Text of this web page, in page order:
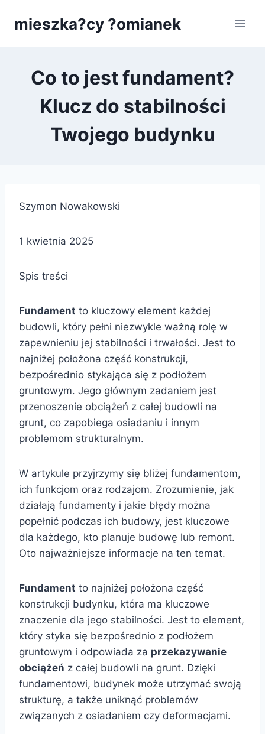
mieszka?cy ?omianek
Co to jest fundament?
Klucz do stabilności
Twojego budynku
Szymon Nowakowski
1 kwietnia 2025
Spis treści
Fundament to kluczowy element każdej
budowli, który pełni niezwykle ważną rolę w
zapewnieniu jej stabilności i trwałości. Jest to
najniżej położona część konstrukcji,
bezpośrednio stykająca się z podłożem
gruntowym. Jego głównym zadaniem jest
przenoszenie obciążeń z całej budowli na
grunt, co zapobiega osiadaniu i innym
problemom strukturalnym.
W artykule przyjrzymy się bliżej fundamentom,
ich funkcjom oraz rodzajom. Zrozumienie, jak
działają fundamenty i jakie błędy można
popełnić podczas ich budowy, jest kluczowe
dla każdego, kto planuje budowę lub remont.
Oto najważniejsze informacje na ten temat.
Fundament to najniżej położona część
konstrukcji budynku, która ma kluczowe
znaczenie dla jego stabilności. Jest to element,
który styka się bezpośrednio z podłożem
gruntowym i odpowiada za przekazywanie
obciążeń z całej budowli na grunt. Dzięki
fundamentowi, budynek może utrzymać swoją
strukturę, a także uniknąć problemów
związanych z osiadaniem czy deformacjami.